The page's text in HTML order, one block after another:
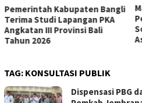
Made Supartha Dukung
Perjuangan Banteng Bali di
Soekarno Cup 2026:
Astungkara Bawa Trofi Pulang
TAG: KONSULTASI PUBLIK
Dispensasi PBG